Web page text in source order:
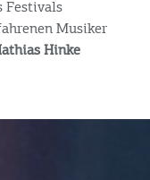
Festivals
Musiker
Hinke